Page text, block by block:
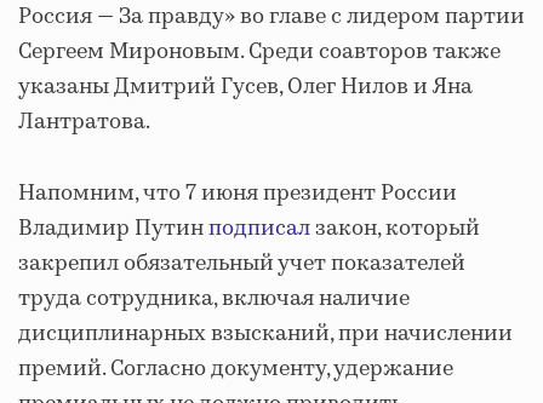
Россия — За правду» во главе с лидером партии
Сергеем Мироновым. Среди соавторов также
указаны Дмитрий Гусев, Олег Нилов и Яна
Лантратова.
Напомним, что 7 июня президент России
Владимир Путинподписалзакон, который
закрепил обязательный учет показателей
труда сотрудника, включая наличие
дисциплинарных взысканий, при начислении
премий. Согласно документу, удержание